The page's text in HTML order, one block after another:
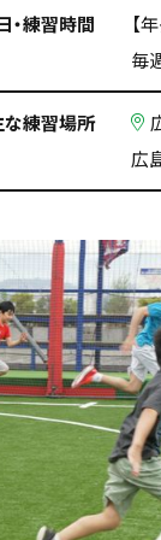
・練習時間
【
毎
な練習場所
広